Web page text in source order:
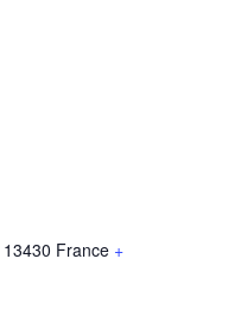
13430 France +